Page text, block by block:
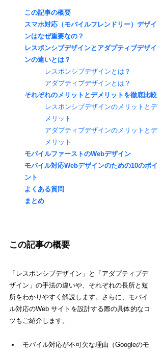
この記事の概要
スマホ対応（モバイルフレンドリー）デザイ
ンはなぜ重要なの？
レスポンシブデザインとアダプティブデザイ
ンの違いとは？
レスポンシブデザインとは？
アダプティブデザインとは？
それぞれのメリットとデメリットを徹底比較
レスポンシブデザインのメリットとデ
メリット
アダプティブデザインのメリットとデ
メリット
モバイルファーストのWebデザイン
モバイル対応Webデザインのための10のポイ
ント
よくある質問
まとめ
この記事の概要
「レスポンシブデザイン」と「アダプティブデ
ザイン」の手法の違いや、それぞれの長所と短
所をわかりやすく解説します。さらに、モバイ
ル対応のWeb サイトを設計する際の具体的なコ
ツもご紹介します。
モバイル対応が不可欠な理由（Googleのモ